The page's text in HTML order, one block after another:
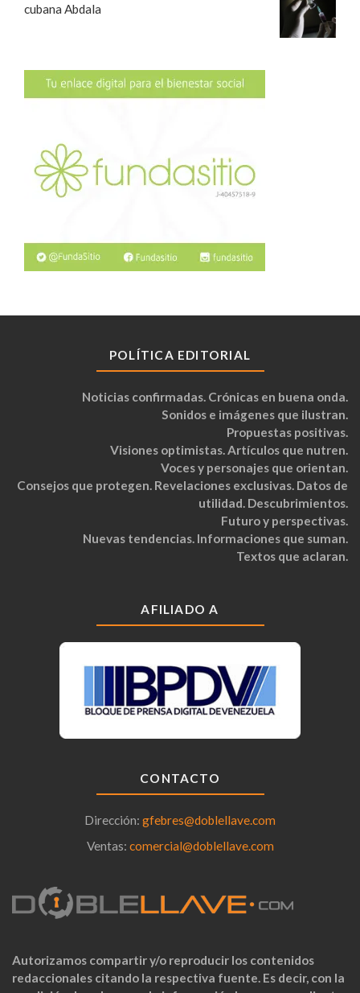
cubana Abdala
POLÍTICA EDITORIAL
Noticias confirmadas. Crónicas en buena onda.
Sonidos e imágenes que ilustran.
Propuestas positivas.
Visiones optimistas. Artículos que nutren.
Voces y personajes que orientan.
Consejos que protegen. Revelaciones exclusivas. Datos de
utilidad. Descubrimientos.
Futuro y perspectivas.
Nuevas tendencias. Informaciones que suman.
Textos que aclaran.
AFILIADO A
CONTACTO
Dirección: gfebres@doblellave.com
Ventas: comercial@doblellave.com
Autorizamos compartir y/o reproducir los contenidos
redaccionales citando la respectiva fuente. Es decir, con la